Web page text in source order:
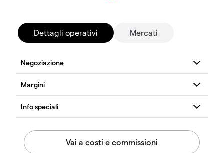
Dettagli operativi Mercati